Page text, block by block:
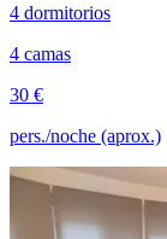
4 dormitorios
4 camas
30 €
pers./noche (aprox.)